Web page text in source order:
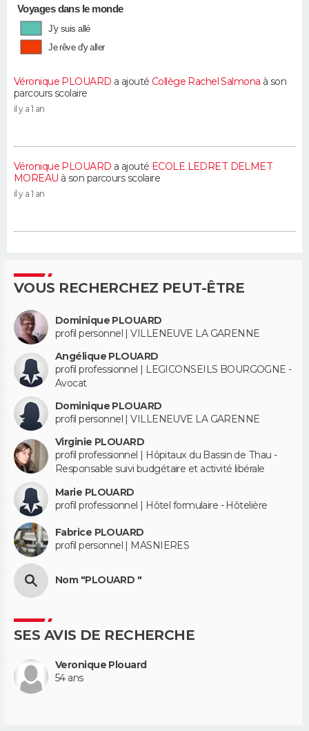
Voyages dans le monde
J'y suis allé
Je rêve d'y aller
Véronique PLOUARD a ajouté Collège Rachel Salmona à son
parcours scolaire
il y a 1 an
Véronique PLOUARD a ajouté ECOLE LEDRET DELMET
MOREAU à son parcours scolaire
il y a 1 an
VOUS RECHERCHEZ PEUT-ÊTRE
Dominique PLOUARD
profil personnel | VILLENEUVE LA GARENNE
Angélique PLOUARD
profil professionnel | LEGICONSEILS BOURGOGNE -
Avocat
Dominique PLOUARD
profil personnel | VILLENEUVE LA GARENNE
Virginie PLOUARD
profil professionnel | Hôpitaux du Bassin de Thau -
Responsable suivi budgétaire et activité libérale
Marie PLOUARD
profil professionnel | Hôtel formulaire - Hôtelière
Fabrice PLOUARD
profil personnel | MASNIERES
Nom "PLOUARD "
SES AVIS DE RECHERCHE
Veronique Plouard
54 ans